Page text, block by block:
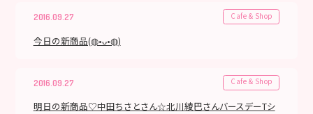
2016.09.27 Cafe & Shop
今日の新商品(◍•ᴗ•◍)
2016.09.27 Cafe & Shop
明日の新商品♡中田ちさとさん☆北川綾巴さんバースデーTシ